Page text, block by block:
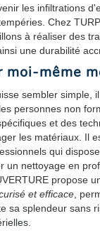
les infiltrations
Chez
à réaliser des
une durabilité
même
sembler simple,
personnes non
et des
les matériaux. Il
qui
un nettoyage en
propose
et efficace ,
sa splendeur sans